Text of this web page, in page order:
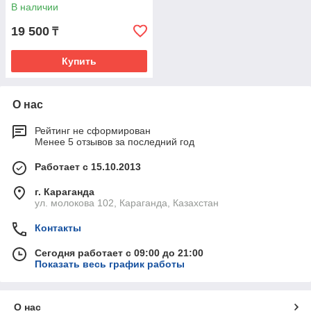
В наличии
19 500 ₸
Купить
О нас
Рейтинг не сформирован
Менее 5 отзывов за последний год
Работает с 15.10.2013
г. Караганда
ул. молокова 102, Караганда, Казахстан
Контакты
Сегодня работает с 09:00 до 21:00
Показать весь график работы
О нас